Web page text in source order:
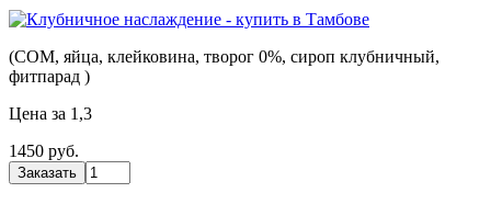
(СОМ, яйца, клейковина, творог 0%, сироп клубничный,
фитпарад )
Цена за 1,3
1450 руб.